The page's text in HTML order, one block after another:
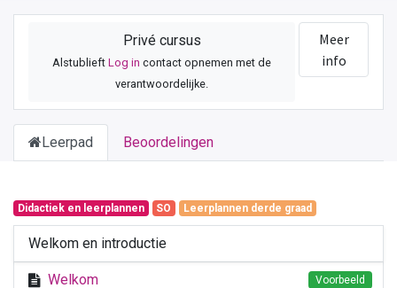
Privé cursus
AlstublieftLog in contact opnemen met de
verantwoordelijke.
Meer
info
Leerpad Beoordelingen
Didactiek en leerplannen SO Leerplannen derde graad
Welkom en introductie
Welkom Voorbeeld